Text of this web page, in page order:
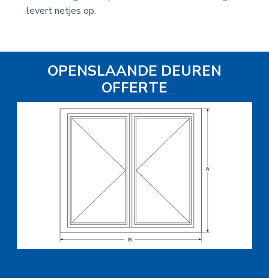
levert netjes op.
OPENSLAANDE DEUREN
OFFERTE